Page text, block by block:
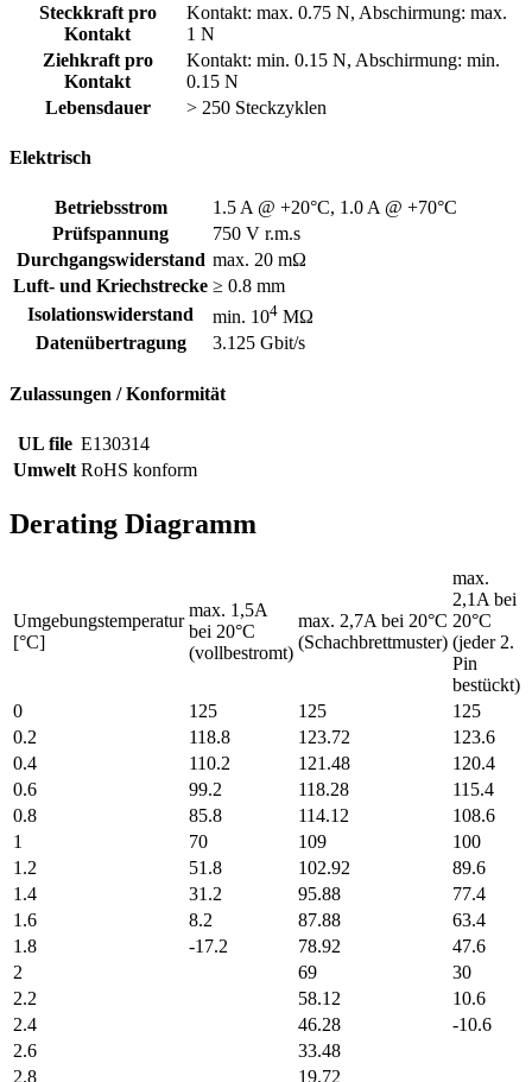
Steckkraft pro
Kontakt
Kontakt: max. 0.75 N, Abschirmung: max.
1 N
Ziehkraft pro
Kontakt
Kontakt: min. 0.15 N, Abschirmung: min.
0.15 N
Lebensdauer
> 250 Steckzyklen
Elektrisch
Betriebsstrom
1.5 A @ +20°C, 1.0 A @ +70°C
Prüfspannung
750 V r.m.s
Durchgangswiderstand max. 20 mΩ
Luft- und Kriechstrecke ≥ 0.8 mm
Isolationswiderstand
min. 104 MΩ
Datenübertragung
3.125 Gbit/s
Zulassungen / Konformität
UL file E130314
Umwelt RoHS konform
Derating Diagramm
Umgebungstemperatur
[°C]
max. 1,5A
bei 20°C
(vollbestromt)
max. 2,7A bei 20°C
(Schachbrettmuster)
max.
2,1A bei
20°C
(jeder 2.
Pin
bestückt)
0
125 125
125
0.2
118.8 123.72
123.6
0.4
110.2 121.48
120.4
0.6
99.2 118.28
115.4
0.8
85.8 114.12
108.6
1
70 109
100
1.2
51.8 102.92
89.6
1.4
31.2 95.88
77.4
1.6
8.2 87.88
63.4
1.8
-17.2 78.92
47.6
2
69
30
2.2
58.12
10.6
2.4
46.28
-10.6
2.6
33.48
2.8
19.72